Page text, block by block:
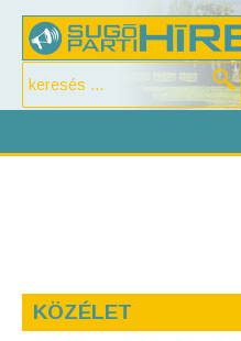
KÖZÉLET